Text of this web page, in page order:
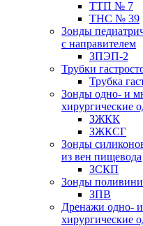
ТТП № 7
ТНС № 39
Зонды
с направителем
ЗПЭП-2
Трубки
Трубка
Зонды одно- и
хирургические
ЗЖКК
ЗЖКСГ
Зонды
из вен пищевода
ЗСКП
Зонды
ЗПВ
Дренажи одно-
хирургические